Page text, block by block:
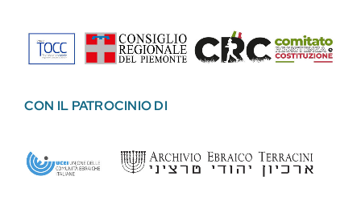
CON IL PATROCINIO DI